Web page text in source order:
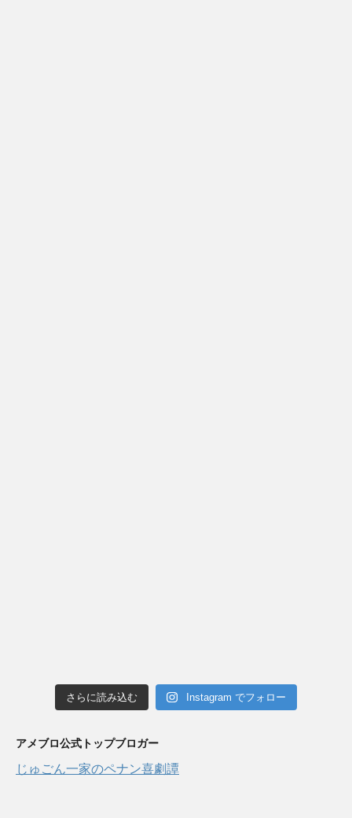
さらに読み込む Instagram でフォロー
アメブロ公式トップブロガー
じゅごん一家のペナン喜劇譚